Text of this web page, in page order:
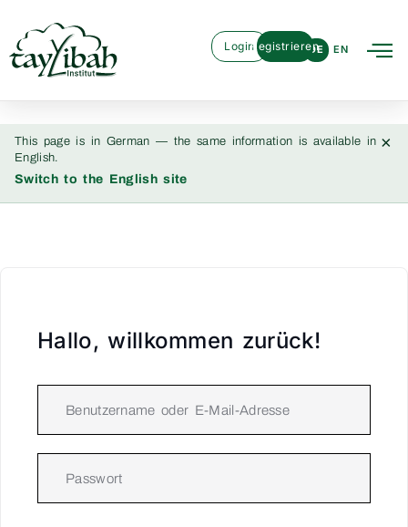
DE EN
LoginRegistrieren
This page is in German — the same information is available in
English.
Switch to the English site
×
Hallo, willkommen zurück!